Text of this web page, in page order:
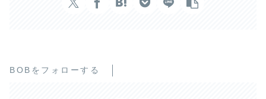
BOBをフォローする